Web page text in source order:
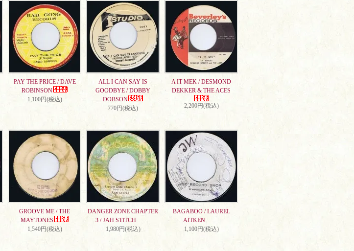
PAY THE PRICE / DAVE
ROBINSON
1,100円(税込)
ALL I CAN SAY IS
GOODBYE / DOBBY
DOBSON
770円(税込)
A IT MEK / DESMOND
DEKKER & THE ACES
2,200円(税込)
GROOVE ME / THE
MAYTONES
1,540円(税込)
DANGER ZONE CHAPTER
3 / JAH STITCH
1,980円(税込)
BAGABOO / LAUREL
AITKEN
1,100円(税込)